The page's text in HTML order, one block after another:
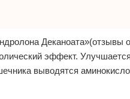
Деканоата»(отзывы
эффект.
выводятся